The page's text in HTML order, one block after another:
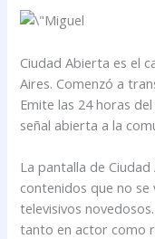
Ciudad Abierta es el
Aires. Comenzó a
Emite las 24 horas
señal abierta a la
La pantalla de
contenidos que no
televisivos
tanto en actor como